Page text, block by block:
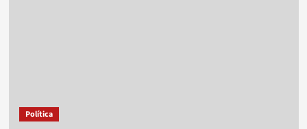
Política